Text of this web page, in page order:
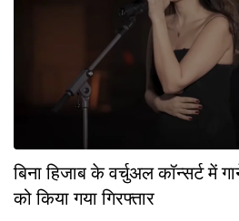
बिना हिजाब के वर्चुअल कॉन्सर्ट में
को किया गया गिरफ्तार